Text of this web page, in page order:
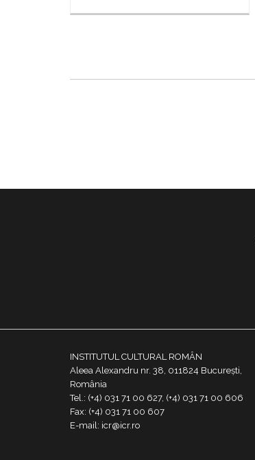
INSTITUTUL CULTURAL ROMÂN
Aleea Alexandru nr. 38, 011824 București,
România
Tel.: (+4) 031 71 00 627, (+4) 031 71 00 606
Fax: (+4) 031 71 00 607
E-mail: icr@icr.ro